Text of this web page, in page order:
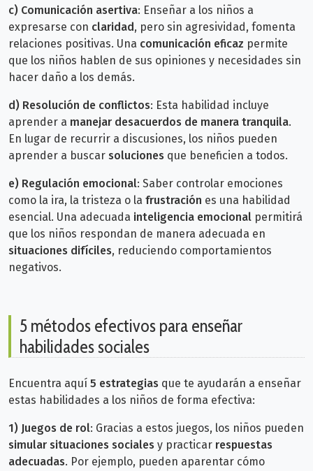
c) Comunicación asertiva: Enseñar a los niños a
expresarse con claridad, pero sin agresividad, fomenta
relaciones positivas. Una comunicación eficaz permite
que los niños hablen de sus opiniones y necesidades sin
hacer daño a los demás.
d) Resolución de conflictos: Esta habilidad incluye
aprender a manejar desacuerdos de manera tranquila.
En lugar de recurrir a discusiones, los niños pueden
aprender a buscar soluciones que beneficien a todos.
e) Regulación emocional: Saber controlar emociones
como la ira, la tristeza o la frustración es una habilidad
esencial. Una adecuada inteligencia emocional permitirá
que los niños respondan de manera adecuada en
situaciones difíciles, reduciendo comportamientos
negativos.
5 métodos efectivos para enseñar
habilidades sociales
Encuentra aquí 5 estrategias que te ayudarán a enseñar
estas habilidades a los niños de forma efectiva:
1) Juegos de rol: Gracias a estos juegos, los niños pueden
simular situaciones sociales y practicar respuestas
adecuadas. Por ejemplo, pueden aparentar cómo